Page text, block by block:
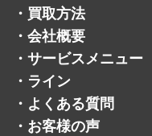
・ 買取方法
・ 会社概要
・ サービスメニュー
・ ライン
・ よくある質問
・ お客様の声